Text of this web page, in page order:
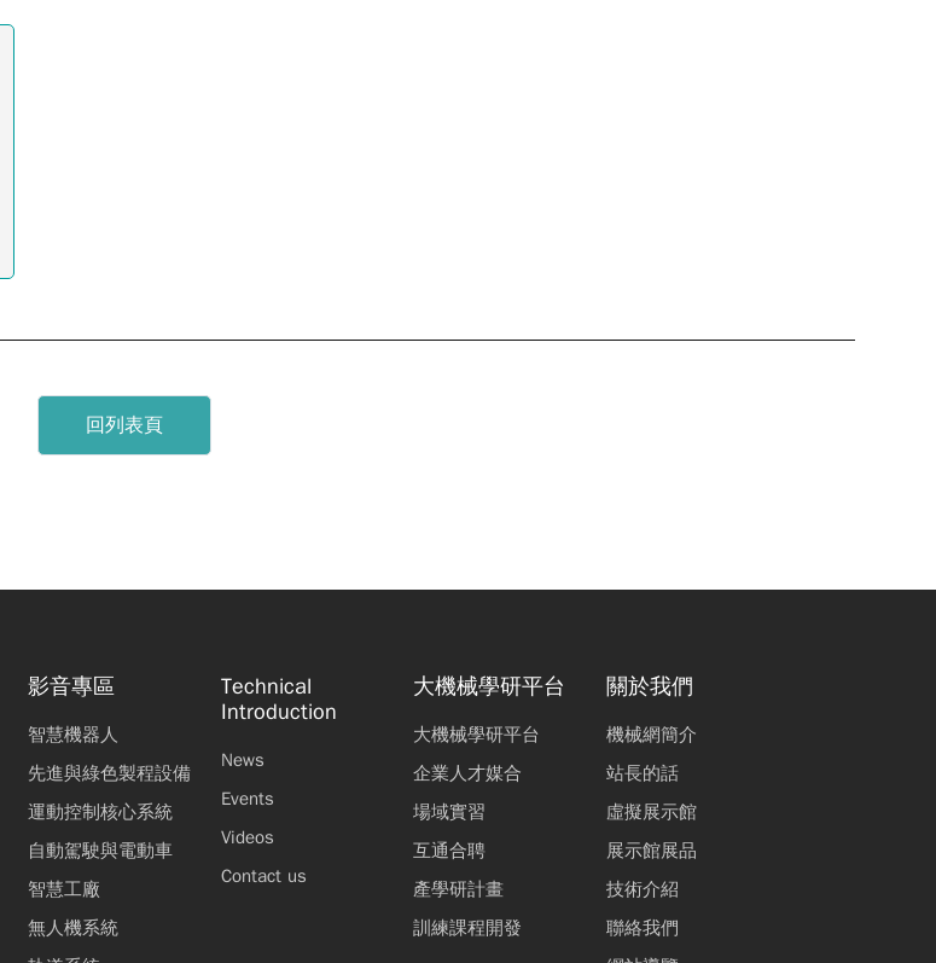
回列表頁
影音專區
智慧機器人
先進與綠色製程設備
運動控制核心系統
自動駕駛與電動車
智慧工廠
無人機系統
Technical
Introduction
News
Events
Videos
Contact us
大機械學研平台
大機械學研平台
企業人才媒合
場域實習
互通合聘
產學研計畫
訓練課程開發
關於我們
機械網簡介
站長的話
虛擬展示館
展示館展品
技術介紹
聯絡我們